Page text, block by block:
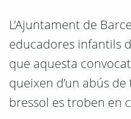
L’Ajuntament de
educadores infantils
que aquesta
queixen d’un abús
bressol es troben en